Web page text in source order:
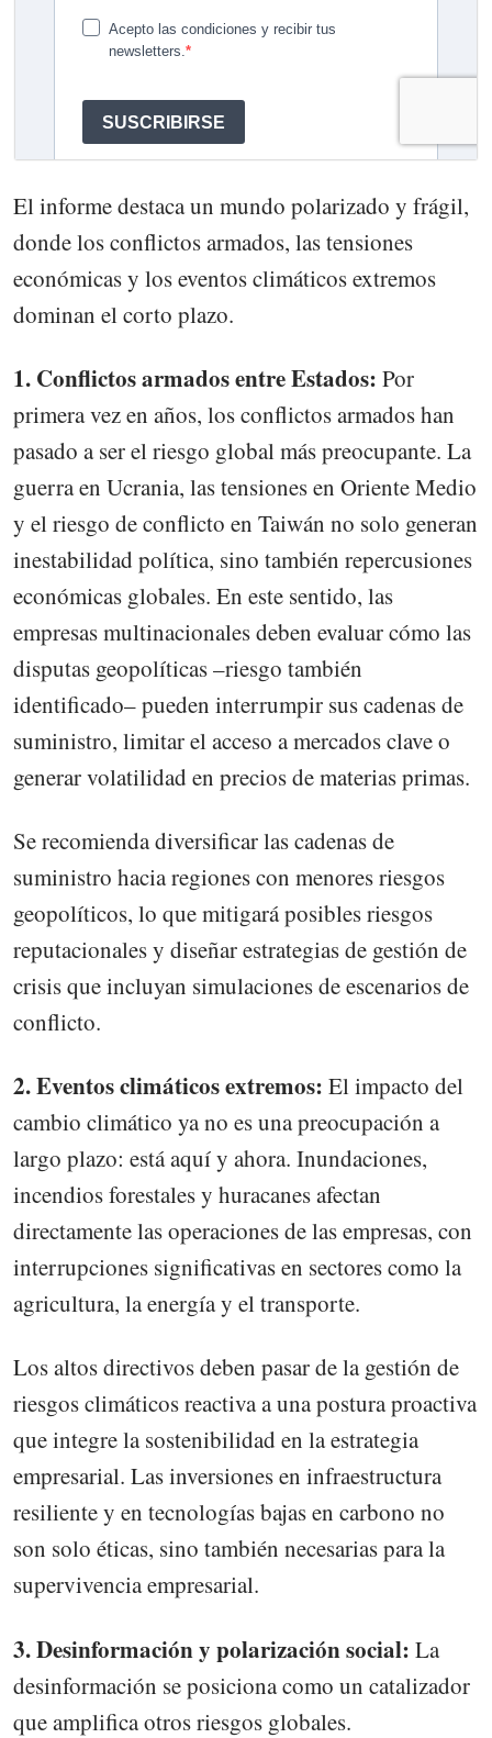
El informe destaca un mundo polarizado y frágil,
donde los conflictos armados, las tensiones
económicas y los eventos climáticos extremos
dominan el corto plazo.
1. Conflictos armados entre Estados: Por
primera vez en años, los conflictos armados han
pasado a ser el riesgo global más preocupante. La
guerra en Ucrania, las tensiones en Oriente Medio
y el riesgo de conflicto en Taiwán no solo generan
inestabilidad política, sino también repercusiones
económicas globales. En este sentido, las
empresas multinacionales deben evaluar cómo las
disputas geopolíticas –riesgo también
identificado– pueden interrumpir sus cadenas de
suministro, limitar el acceso a mercados clave o
generar volatilidad en precios de materias primas.
Se recomienda diversificar las cadenas de
suministro hacia regiones con menores riesgos
geopolíticos, lo que mitigará posibles riesgos
reputacionales y diseñar estrategias de gestión de
crisis que incluyan simulaciones de escenarios de
conflicto.
2. Eventos climáticos extremos: El impacto del
cambio climático ya no es una preocupación a
largo plazo: está aquí y ahora. Inundaciones,
incendios forestales y huracanes afectan
directamente las operaciones de las empresas, con
interrupciones significativas en sectores como la
agricultura, la energía y el transporte.
Los altos directivos deben pasar de la gestión de
riesgos climáticos reactiva a una postura proactiva
que integre la sostenibilidad en la estrategia
empresarial. Las inversiones en infraestructura
resiliente y en tecnologías bajas en carbono no
son solo éticas, sino también necesarias para la
supervivencia empresarial.
3. Desinformación y polarización social: La
desinformación se posiciona como un catalizador
que amplifica otros riesgos globales.